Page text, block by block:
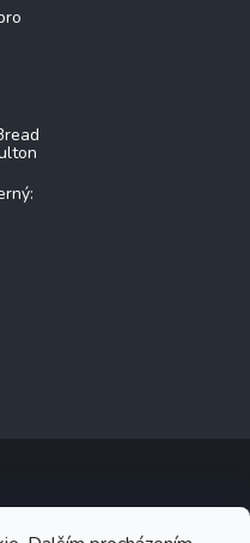
práva vyhrazena. Upravit